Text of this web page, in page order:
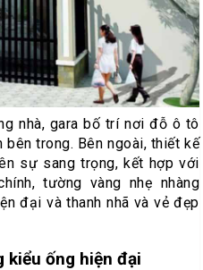
nhà, gara bố trí nơi đỗ ô tô
trong. Bên ngoài, thiết kế
sự sang trọng, kết hợp với
tường vàng nhẹ nhàng
đại và thanh nhã và vẻ đẹp
kiểu ống hiện đại